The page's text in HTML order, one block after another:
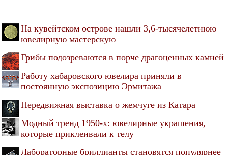
На кувейтском острове нашли 3,6-тысячелетнюю
ювелирную мастерскую
Грибы подозреваются в порче драгоценных камней
Работу хабаровского ювелира приняли в
постоянную экспозицию Эрмитажа
Передвижная выставка о жемчуге из Катара
Модный тренд 1950-х: ювелирные украшения,
которые приклеивали к телу
Лабораторные бриллианты становятся популярнее